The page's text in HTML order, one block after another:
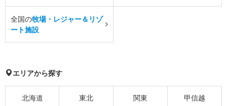
全国の牧場・レジャー＆リゾ
ート施設
エリアから探す
北海道 東北 関東 甲信越